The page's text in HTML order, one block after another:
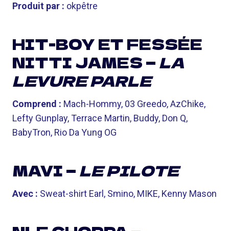
Produit par : okpêtre
HIT-BOY ET FESSÉE
NITTI JAMES — LA
LEVURE PARLE
Comprend : Mach-Hommy, 03 Greedo, AzChike,
Lefty Gunplay, Terrace Martin, Buddy, Don Q,
BabyTron, Rio Da Yung OG
MAVI — LE PILOTE
Avec : Sweat-shirt Earl, Smino, MIKE, Kenny Mason